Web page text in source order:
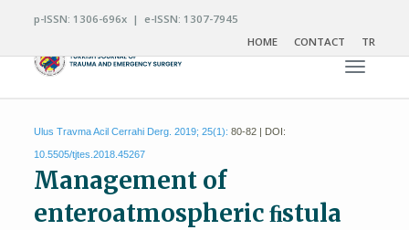
p-ISSN: 1306-696x | e-ISSN: 1307-7945
HOME
CONTACT TR
Toggle
Ulus Travma Acil Cerrahi Derg. 2019; 25(1): 80-82 | DOI:
10.5505/tjtes.2018.45267
Management of
enteroatmospheric ﬁstula